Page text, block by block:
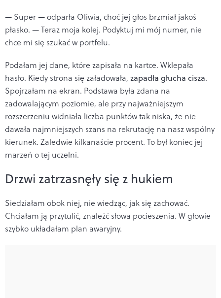
— Super — odparła Oliwia, choć jej głos brzmiał jakoś
płasko. — Teraz moja kolej. Podyktuj mi mój numer, nie
chce mi się szukać w portfelu.
Podałam jej dane, które zapisała na kartce. Wklepała
hasło. Kiedy strona się załadowała, zapadła głucha cisza.
Spojrzałam na ekran. Podstawa była zdana na
zadowalającym poziomie, ale przy najważniejszym
rozszerzeniu widniała liczba punktów tak niska, że nie
dawała najmniejszych szans na rekrutację na nasz wspólny
kierunek. Zaledwie kilkanaście procent. To był koniec jej
marzeń o tej uczelni.
Drzwi zatrzasnęły się z hukiem
Siedziałam obok niej, nie wiedząc, jak się zachować.
Chciałam ją przytulić, znaleźć słowa pocieszenia. W głowie
szybko układałam plan awaryjny.